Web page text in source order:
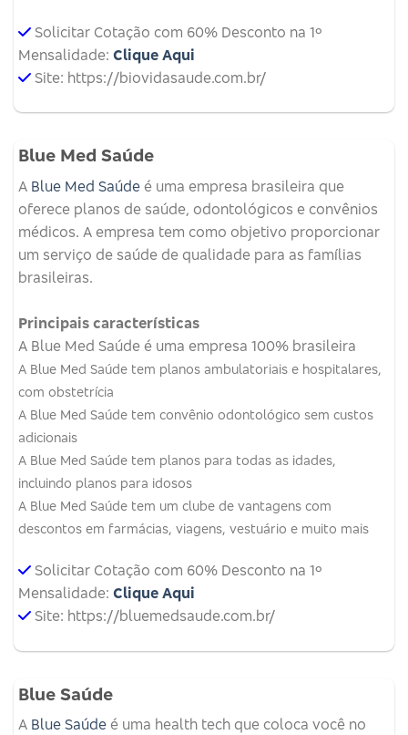
Solicitar Cotação com 60% Desconto na 1º
Mensalidade: Clique Aqui
Site: https://biovidasaude.com.br/
Blue Med Saúde
A Blue Med Saúde é uma empresa brasileira que
oferece planos de saúde, odontológicos e convênios
médicos. A empresa tem como objetivo proporcionar
um serviço de saúde de qualidade para as famílias
brasileiras.
Principais características
A Blue Med Saúde é uma empresa 100% brasileira
A Blue Med Saúde tem planos ambulatoriais e hospitalares,
com obstetrícia
A Blue Med Saúde tem convênio odontológico sem custos
adicionais
A Blue Med Saúde tem planos para todas as idades,
incluindo planos para idosos
A Blue Med Saúde tem um clube de vantagens com
descontos em farmácias, viagens, vestuário e muito mais
Solicitar Cotação com 60% Desconto na 1º
Mensalidade: Clique Aqui
Site: https://bluemedsaude.com.br/
Blue Saúde
A Blue Saúde é uma health tech que coloca você no